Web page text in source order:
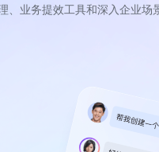
、业务提效工具和深入企业场